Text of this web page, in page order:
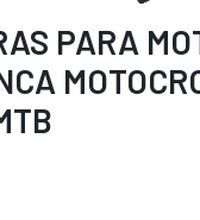
PARA